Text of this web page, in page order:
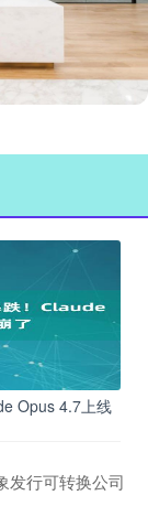
Opus 4.7上线
发行可转换公司